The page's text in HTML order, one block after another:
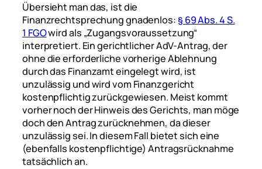
Übersieht man das, ist die
Finanzrechtsprechung gnadenlos:§ 69 Abs. 4 S.
1 FGOwird als „Zugangsvoraussetzung“
interpretiert. Ein gerichtlicher AdV-Antrag, der
ohne die erforderliche vorherige Ablehnung
durch das Finanzamt eingelegt wird, ist
unzulässig und wird vom Finanzgericht
kostenpflichtig zurückgewiesen. Meist kommt
vorher noch der Hinweis des Gerichts, man möge
doch den Antrag zurücknehmen, da dieser
unzulässig sei. In diesem Fall bietet sich eine
(ebenfalls kostenpflichtige) Antragsrücknahme
tatsächlich an.